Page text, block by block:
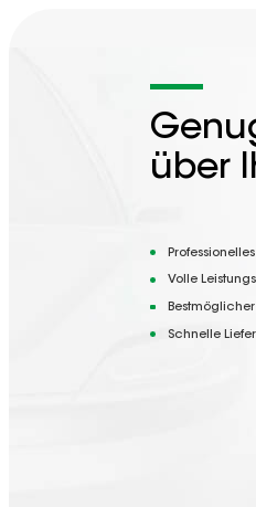
über
Volle
Schnelle